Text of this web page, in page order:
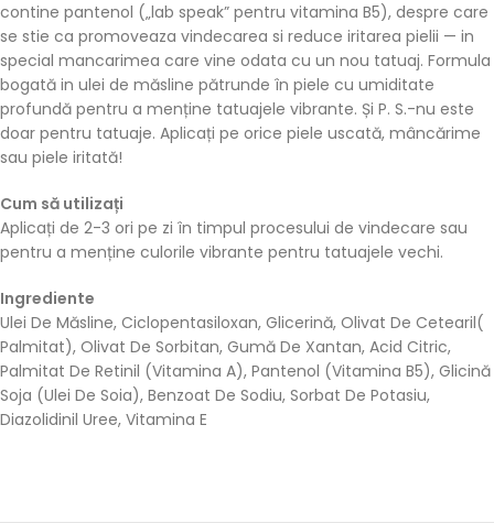
contine pantenol („lab speak” pentru vitamina B5), despre care
se stie ca promoveaza vindecarea si reduce iritarea pielii — in
special mancarimea care vine odata cu un nou tatuaj. Formula
bogată in ulei de măsline pătrunde în piele cu umiditate
profundă pentru a menține tatuajele vibrante. Și P. S.-nu este
doar pentru tatuaje. Aplicați pe orice piele uscată, mâncărime
sau piele iritată!
Cum să utilizați
Aplicați de 2-3 ori pe zi în timpul procesului de vindecare sau
pentru a menține culorile vibrante pentru tatuajele vechi.
Ingrediente
Ulei De Măsline, Ciclopentasiloxan, Glicerină, Olivat De Cetearil(
Palmitat), Olivat De Sorbitan, Gumă De Xantan, Acid Citric,
Palmitat De Retinil (Vitamina A), Pantenol (Vitamina B5), Glicină
Soja (Ulei De Soia), Benzoat De Sodiu, Sorbat De Potasiu,
Diazolidinil Uree, Vitamina E